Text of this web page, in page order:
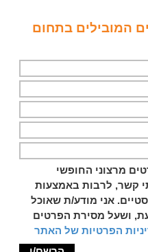
המובילים בתחום
מרצוני החופשי
קשר, לרבות באמצעות
אני מודע/ת שאוכל
ושעל מסירת הפרטים
הפרטיות של האתר